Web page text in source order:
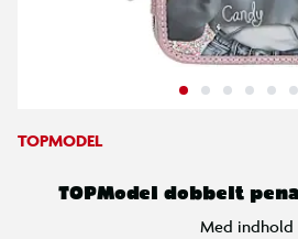
TOPMODEL
TOPModel dobbelt
Med indhold